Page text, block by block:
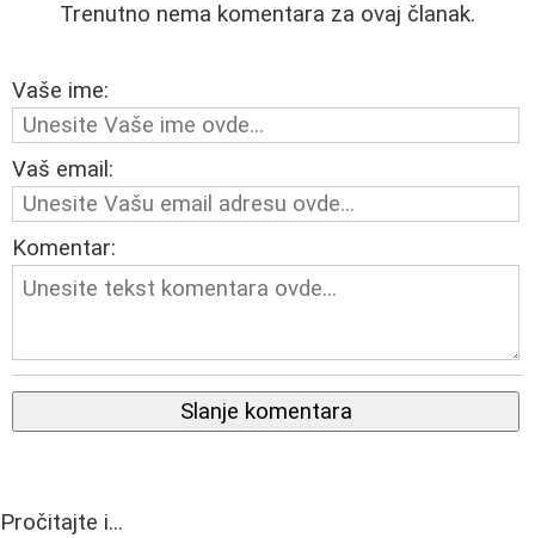
Trenutno nema komentara za ovaj članak.
Vaše ime:
Vaš email:
Komentar:
Slanje komentara
Pročitajte i...